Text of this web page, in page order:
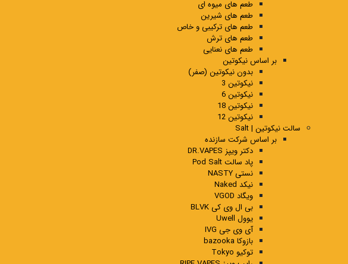
طعم های میوه ای
طعم های شیرین
طعم های ترکیبی و خاص
طعم های ترش
طعم های نعنایی
بر اساس نیکوتین
بدون نیکوتین (صفر)
نیکوتین 3
نیکوتین 6
نیکوتین 18
نیکوتین 12
سالت نیکوتین | Salt
بر اساس شرکت سازنده
دکتر ویپز DR.VAPES
پاد سالت Pod Salt
نستی NASTY
نیکد Naked
ویگاد VGOD
بی ال وی کی BLVK
یوول Uwell
آی وی جی IVG
بازوکا bazooka
توکیو Tokyo